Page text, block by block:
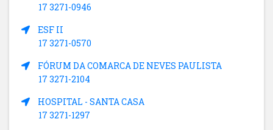
17 3271-0946
ESF II
17 3271-0570
FÓRUM DA COMARCA DE NEVES PAULISTA
17 3271-2104
HOSPITAL - SANTA CASA
17 3271-1297